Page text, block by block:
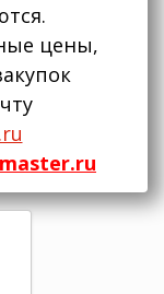
цены,